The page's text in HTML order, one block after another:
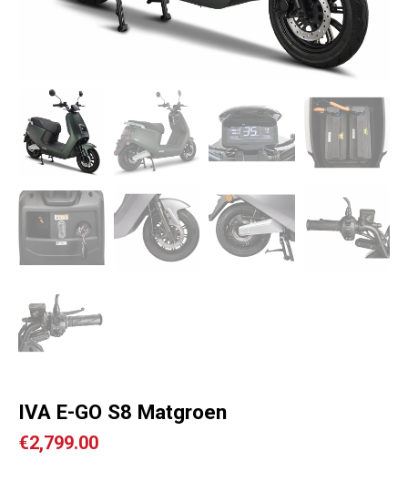
IVA E-GO S8 Matgroen
€2,799.00